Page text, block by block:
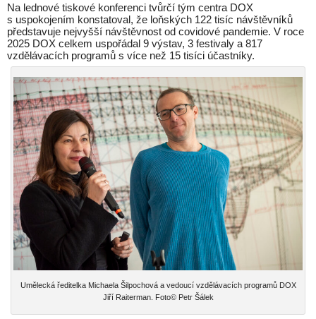
Na lednové tiskové konferenci tvůrčí tým centra DOX
s uspokojením konstatoval, že loňských 122 tisíc návštěvníků
představuje nejvyšší návštěvnost od covidové pandemie. V roce
2025 DOX celkem uspořádal 9 výstav, 3 festivaly a 817
vzdělávacích programů s více než 15 tisíci účastníky.
Umělecká ředitelka Michaela Šilpochová a vedoucí vzdělávacích programů DOX
Jiří Raiterman. Foto© Petr Šálek